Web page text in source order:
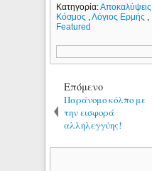
Κατηγορία:Αποκαλύψεις
Κόσμος ,Λόγιος Ερμής ,
Featured
Επόμενο
Παράνομο κόλπο με
την εισφορά
αλληλεγγύης!